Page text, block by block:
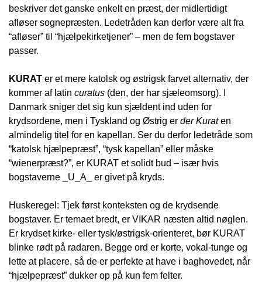
beskriver det ganske enkelt en præst, der midlertidigt
afløser sognepræsten. Ledetråden kan derfor være alt fra
“afløser” til “hjælpekirketjener” – men de fem bogstaver
passer.
KURAT er et mere katolsk og østrigsk farvet alternativ, der
kommer af latin curatus (den, der har sjæleomsorg). I
Danmark sniger det sig kun sjældent ind uden for
krydsordene, men i Tyskland og Østrig er der Kuraten
almindelig titel for en kapellan. Ser du derfor ledetråde som
“katolsk hjælpepræst”, “tysk kapellan” eller måske
“wienerpræst?”, er KURAT et solidt bud – især hvis
bogstaverne _U_A_ er givet på kryds.
Huske­regel: Tjek først konteksten og de krydsende
bogstaver. Er temaet bredt, er VIKAR næsten altid nøglen.
Er krydset kirke- eller tysk/østrigsk-orienteret, bør KURAT
blinke rødt på radaren. Begge ord er korte, vokal-tunge og
lette at placere, så de er perfekte at have i baghovedet, når
“hjælpepræst” dukker op på kun fem felter.